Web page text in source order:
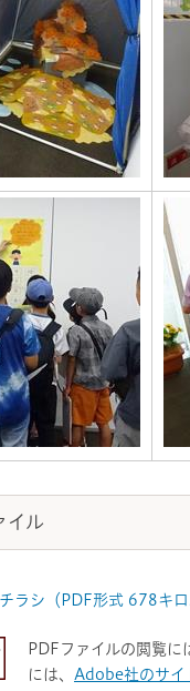
イル
ラシ（PDF形式 678キロ
PDFファイルの閲覧
には、 Adobe社のサイ